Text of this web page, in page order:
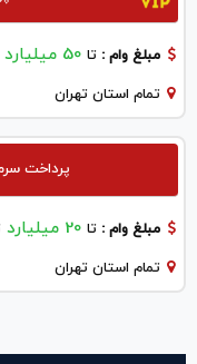
مبلغ وام : تا 50 میلیارد
تمام استان تهران
پرداخت
مبلغ وام : تا 20 میلیارد
تمام استان تهران